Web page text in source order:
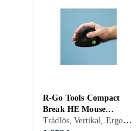
R-Go Tools Compact
Break HE Mouse
Vertical Wireless S
Trådlös, Vertikal, Ergonomisk, Även för vänsterhänta, Ergonomisk design, LED-belysning (enkelfärgad), Programmerbara knappar, 5, 2400 dpi